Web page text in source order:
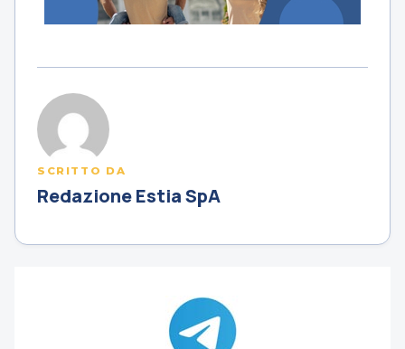
SCRITTO DA
Redazione Estia SpA